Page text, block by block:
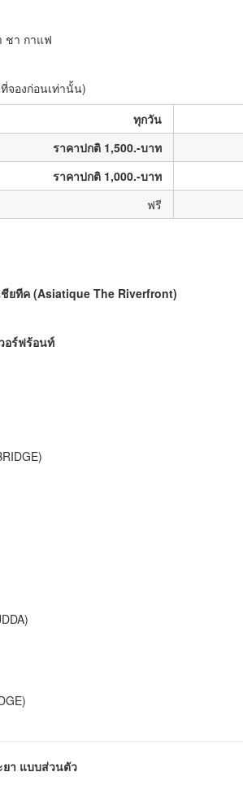
ชา กาแฟ
จองก่อนเท่านั้น)
ทุกวัน
ราคาปกติ 1,500.-บาท
ราคาปกติ 1,000.-บาท
ฟรี
ชียทีค(Asiatique The Riverfront)
อร์ฟร้อนท์
ยา แบบส่วนตัว